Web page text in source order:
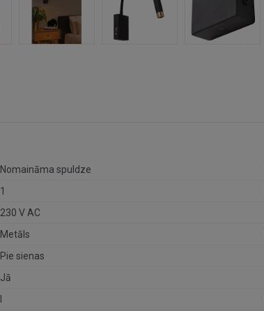
Nomaināma spuldze
1
230 V AC
Metāls
Pie sienas
Jā